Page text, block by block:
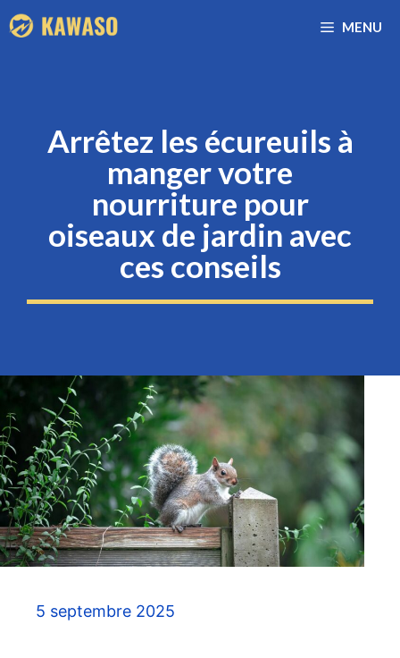
Aller
au
MENU
Arrêtez les écureuils à
manger votre
nourriture pour
oiseaux de jardin avec
ces conseils
5 septembre 2025